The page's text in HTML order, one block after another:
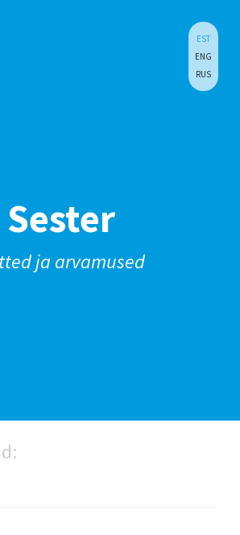
EST
ENG
RUS
ja arvamused